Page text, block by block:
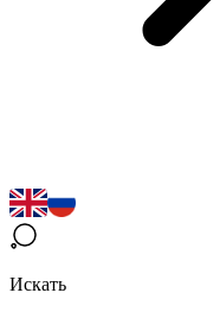
Искать